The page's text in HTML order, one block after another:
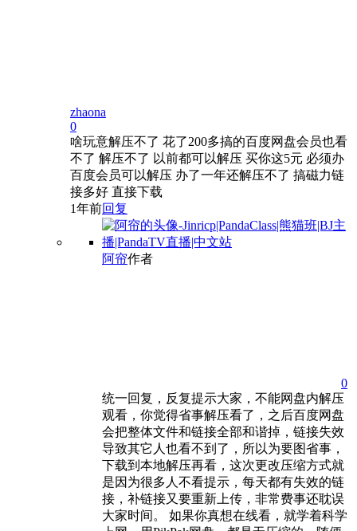
zhaona
0
啥玩意解压不了 花了200多搞的百度网盘会员也看
不了 解压不了 以前都可以解压 买你这5元 必须办
百度会员可以解压 办了一年还解压不了 搞磁力链
接多好 直接下载
1年前回复
阿帘作者
0
统一回复，反复提示大家，不能网盘内解压
观看，你觉得省事解压看了，之后百度网盘
会把整体文件和链接全部和谐掉，链接失效
导致其它人也看不到了，所以为要图省事，
下载到本地解压再看，这次更改压缩方式就
是因为很多人不看提示，每天都有失效的链
接，补链接又要重新上传，非常费事还耽误
大家时间。 如果你真想在线看，就学着科学